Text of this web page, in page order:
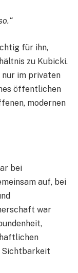
für ihn,
zu Kubicki.
nur im privaten
öffentlichen
modernen
bei
auf, bei
war
Sichtbarkeit